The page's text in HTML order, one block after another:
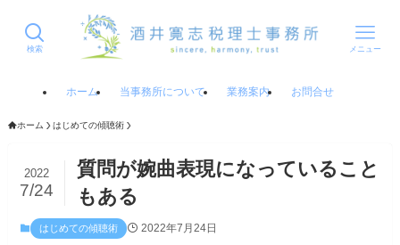
検索 メニュー
ホーム 当事務所について 業務案内 お問合せ
ホーム はじめての傾聴術
質問が婉曲表現になっていること
もある
2022
7/24
はじめての傾聴術 2022年7月24日